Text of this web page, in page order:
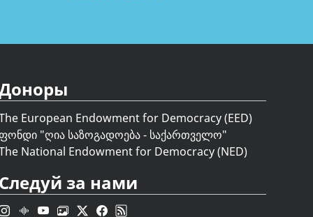
European Endowment for Democracy (EED)
"ღია საზოგადოება - საქართველო"
National Endowment for Democracy (NED)
Следуй за нами